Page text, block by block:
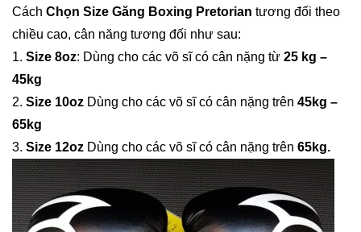
Cách Chọn Size Găng Boxing Pretorian tương đối theo
chiều cao, cân năng tương đối như sau:
1. Size 8oz: Dùng cho các võ sĩ có cân nặng từ 25 kg –
45kg
2. Size 10oz Dùng cho các võ sĩ có cân nặng trên 45kg –
65kg
3. Size 12oz Dùng cho các võ sĩ có cân nặng trên 65kg.